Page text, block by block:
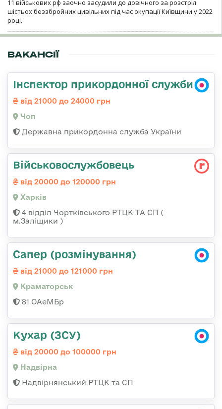
11 військових рф заочно засудили до довічного за розстріл
шістьох беззбройних цивільних під час окупації Київщини у 2022
році.
ВАКАНСІЇ
Інспектор прикордонної служби
від 21000 до 24000 грн
Чоп
Державна прикордонна служба України
Військовослужбовець
від 20000 до 120000 грн
Харків
4 відділ Чортківського РТЦК ТА СП (
м.Заліщики )
Сапер (розмінування)
від 21000 до 121000 грн
Краматорськ
81 ОАеМБр
Кухар (ЗСУ)
від 20000 до 100000 грн
Надвірна
Надвірнянський РТЦК та СП